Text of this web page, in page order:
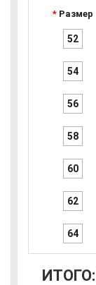
Размер
52
54
56
58
60
62
64
ИТОГО: